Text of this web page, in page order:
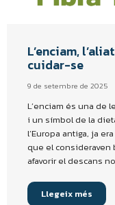
L’enciam,
cuidar-se
9 de setembre de 2025
L’enciam és una de
i un símbol de la
l’Europa antiga, ja
que el
afavorir el descans
Llegeix més